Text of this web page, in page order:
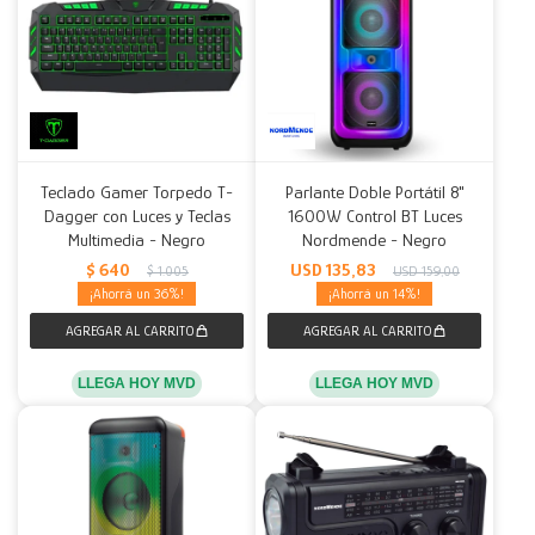
Teclado Gamer Torpedo T-
Dagger con Luces y Teclas
Multimedia - Negro
$ 640 $ 1.005
36
LLEGA HOY MVD
Parlante Doble Portátil 8"
1600W Control BT Luces
Nordmende - Negro
USD 135,83 USD 159,00
14
LLEGA HOY MVD